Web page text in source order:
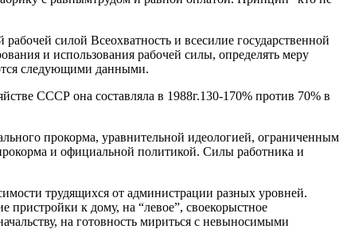
силой Всеохватность и всесилие государственной
и использования рабочей силы, опреде­лять меру
следующими данными.
СССР она составляла в 1988г.130-170% против 70% в
прокорма, уравнительной идеологией, ограниченным
и официальной политикой. Силы работника и
трудящихся от администрации разных уровней.
пристройки к дому, на “левое”, своекорыстное
на готовность мириться с невыносимыми